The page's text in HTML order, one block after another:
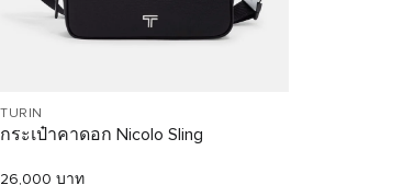
TURIN
กระเป๋าคาดอก Nicolo Sling
26,000 บาท